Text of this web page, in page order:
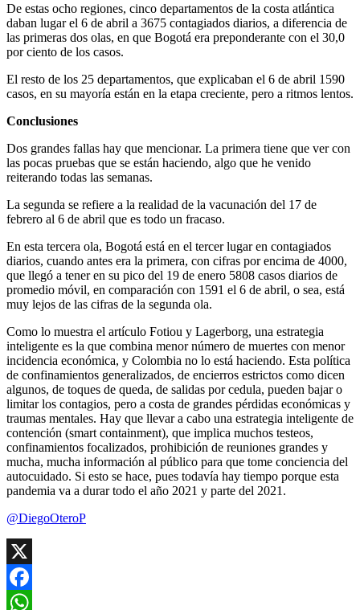
De estas ocho regiones, cinco departamentos de la costa atlántica
daban lugar el 6 de abril a 3675 contagiados diarios, a diferencia de
las primeras dos olas, en que Bogotá era preponderante con el 30,0
por ciento de los casos.
El resto de los 25 departamentos, que explicaban el 6 de abril 1590
casos, en su mayoría están en la etapa creciente, pero a ritmos lentos.
Conclusiones
Dos grandes fallas hay que mencionar. La primera tiene que ver con
las pocas pruebas que se están haciendo, algo que he venido
reiterando todas las semanas.
La segunda se refiere a la realidad de la vacunación del 17 de
febrero al 6 de abril que es todo un fracaso.
En esta tercera ola, Bogotá está en el tercer lugar en contagiados
diarios, cuando antes era la primera, con cifras por encima de 4000,
que llegó a tener en su pico del 19 de enero 5808 casos diarios de
promedio móvil, en comparación con 1591 el 6 de abril, o sea, está
muy lejos de las cifras de la segunda ola.
Como lo muestra el artículo Fotiou y Lagerborg, una estrategia
inteligente es la que combina menor número de muertes con menor
incidencia económica, y Colombia no lo está haciendo. Esta política
de confinamientos generalizados, de encierros estrictos como dicen
algunos, de toques de queda, de salidas por cedula, pueden bajar o
limitar los contagios, pero a costa de grandes pérdidas económicas y
traumas mentales. Hay que llevar a cabo una estrategia inteligente de
contención (smart containment), que implica muchos testeos,
confinamientos focalizados, prohibición de reuniones grandes y
mucha, mucha información al público para que tome conciencia del
autocuidado. Si esto se hace, pues todavía hay tiempo porque esta
pandemia va a durar todo el año 2021 y parte del 2021.
@DiegoOteroP
X
Facebook